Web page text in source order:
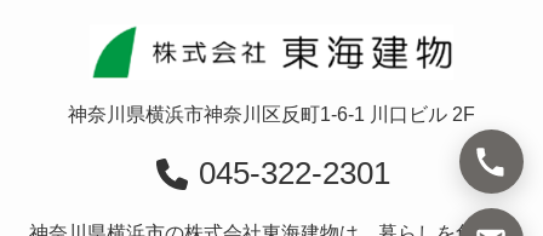
神奈川県横浜市神奈川区反町1-6-1 川口ビル 2F
045-322-2301